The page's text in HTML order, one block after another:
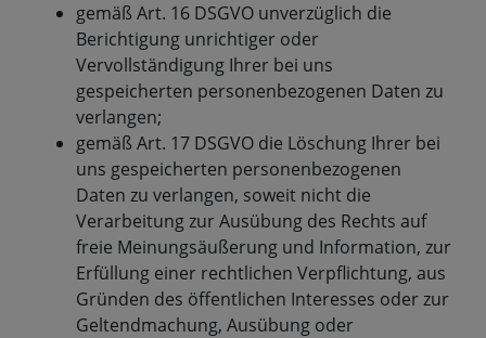
gemäß Art. 16 DSGVO unverzüglich die
Berichtigung unrichtiger oder
Vervollständigung Ihrer bei uns
gespeicherten personenbezogenen Daten zu
verlangen;
gemäß Art. 17 DSGVO die Löschung Ihrer bei
uns gespeicherten personenbezogenen
Daten zu verlangen, soweit nicht die
Verarbeitung zur Ausübung des Rechts auf
freie Meinungsäußerung und Information, zur
Erfüllung einer rechtlichen Verpflichtung, aus
Gründen des öffentlichen Interesses oder zur
Geltendmachung, Ausübung oder